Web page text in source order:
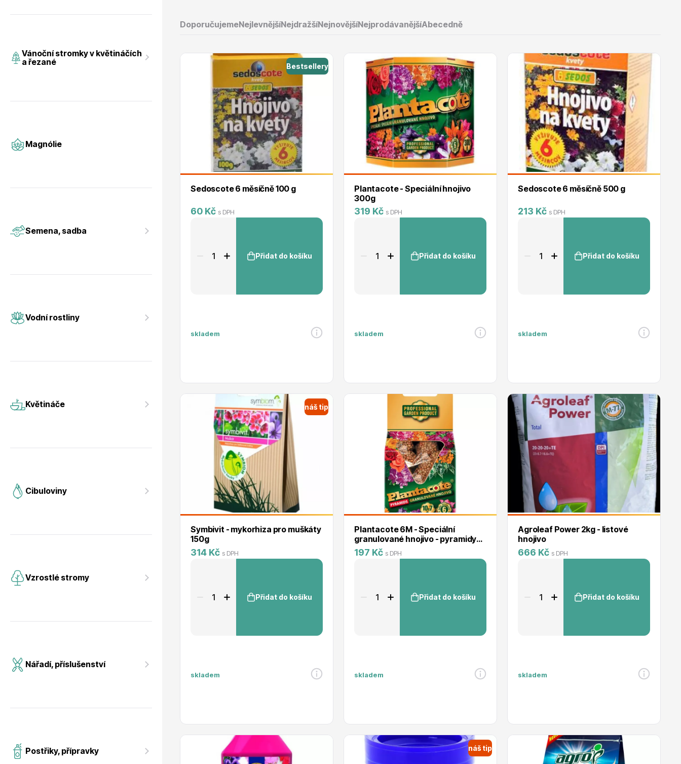
Azalky a rododendrony
Růže KORDES
Okrasné trávy
Okrasné keře
DoporučujemeNejlevnějšíNejdražšíNejnovějšíNejprodávanějšíAbecedně
Bestsellery
Sedoscote 6 měsíčně 100 g
60 Kč s DPH
Přidat do košíku
skladem
Plantacote - Speciální hnojivo
300g
319 Kč s DPH
Přidat do košíku
skladem
Sedoscote 6 měsíčně 500 g
213 Kč s DPH
Přidat do košíku
skladem
náš tip
Symbivit - mykorhiza pro muškáty
150g
314 Kč s DPH
Přidat do košíku
skladem
Plantacote 6M - Speciální
granulované hnojivo - pyramidy
10x7g
197 Kč s DPH
Přidat do košíku
skladem
Agroleaf Power 2kg - listové
hnojivo
666 Kč s DPH
Přidat do košíku
skladem
náš tip
Vánoční stromky v květináčích
a řezané
Magnólie
Semena, sadba
Vodní rostliny
Květináče
Cibuloviny
Vzrostlé stromy
Nářadí, příslušenství
Postřiky, přípravky